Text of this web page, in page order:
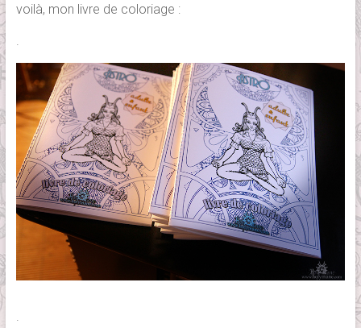
voilà, mon livre de coloriage :
.